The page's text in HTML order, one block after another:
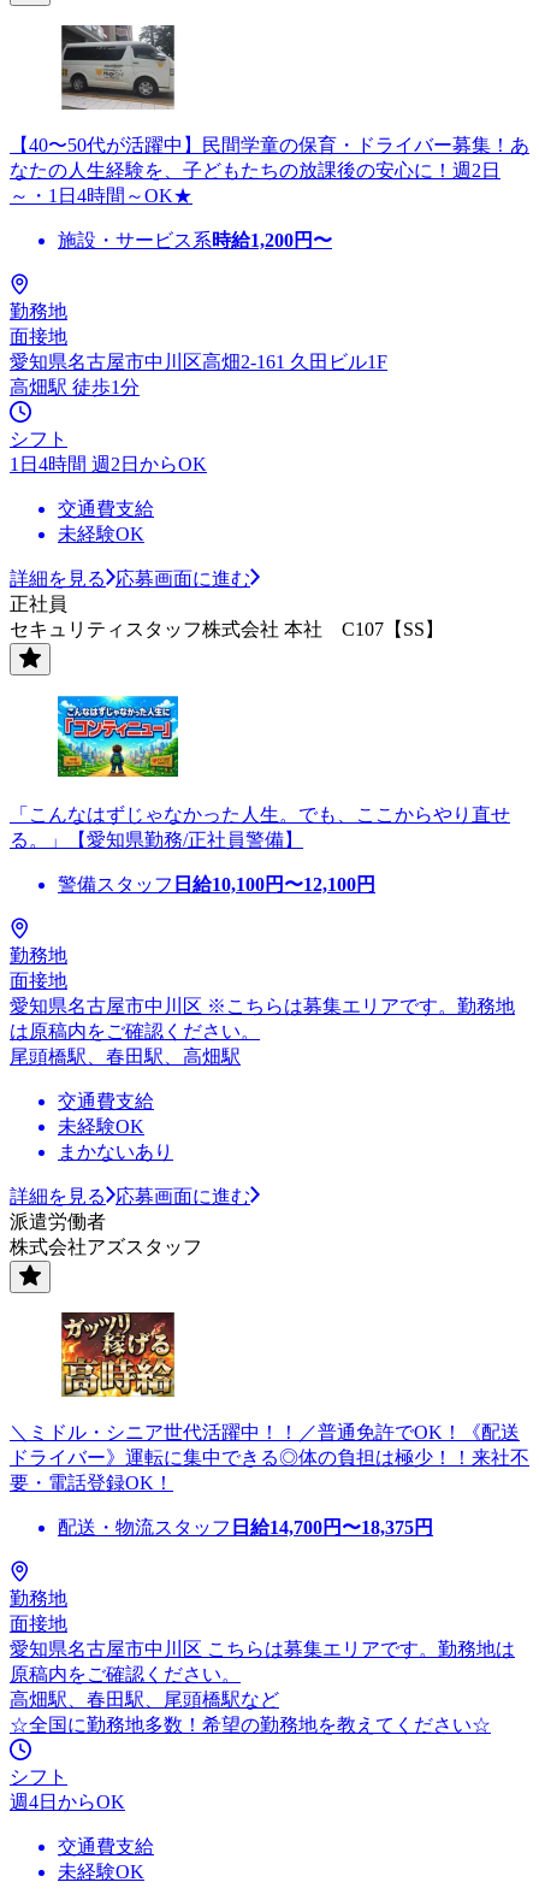
【40〜50代が活躍中】民間学童の保育・ドライバー募集！あ
なたの人生経験を、子どもたちの放課後の安心に！週2日
～・1日4時間～OK★
施設・サービス系時給1,200円〜
勤務地
面接地
愛知県名古屋市中川区高畑2-161 久田ビル1F
高畑駅 徒歩1分
シフト
1日4時間 週2日からOK
交通費支給
未経験OK
詳細を見る
応募画面に進む
正社員
セキュリティスタッフ株式会社 本社 C107【SS】
「こんなはずじゃなかった人生。でも、ここからやり直せ
る。」【愛知県勤務/正社員警備】
警備スタッフ 日給10,100円〜12,100円
勤務地
面接地
愛知県名古屋市中川区 ※こちらは募集エリアです。勤務地
は原稿内をご確認ください。
尾頭橋駅、春田駅、高畑駅
交通費支給
未経験OK
まかないあり
詳細を見る
応募画面に進む
派遣労働者
株式会社アズスタッフ
＼ミドル・シニア世代活躍中！！／普通免許でOK！《配送
ドライバー》運転に集中できる◎体の負担は極少！！来社不
要・電話登録OK！
配送・物流スタッフ 日給14,700円〜18,375円
勤務地
面接地
愛知県名古屋市中川区 こちらは募集エリアです。勤務地は
原稿内をご確認ください。
高畑駅、春田駅、尾頭橋駅など
☆全国に勤務地多数！希望の勤務地を教えてください☆
シフト
週4日からOK
交通費支給
未経験OK